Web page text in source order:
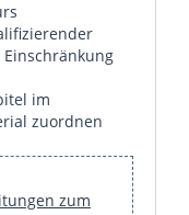
im
zuordnen
zum